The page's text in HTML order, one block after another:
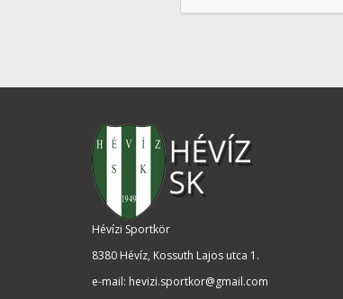
Hévízi Sportkör
8380 Hévíz, Kossuth Lajos utca 1 .
e-mail: hevizi.sportkor@gmail.com